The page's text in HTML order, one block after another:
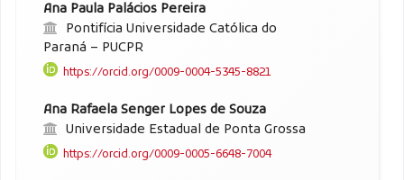
Ana Paula Palácios Pereira
Pontifícia Universidade Católica do
Paraná – PUCPR
https://orcid.org/0009-0004-5345-8821
Ana Rafaela Senger Lopes de Souza
Universidade Estadual de Ponta Grossa
https://orcid.org/0009-0005-6648-7004